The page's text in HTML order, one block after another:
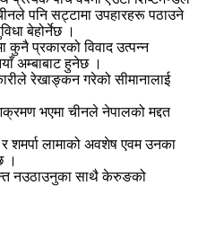
पनि सट्टामा उपहारहरू पठाउने
बेहोर्नेछ ।
कुनै प्रकारको विवाद उत्पन्न
अम्बाबाट हुनेछ ।
रेखाङ्कन गरेको सीमानालाई
भएमा चीनले नेपालको मद्दत
शमर्पा लामाको अवशेष एवम उनका
।
नउठाउनुका साथै केरुङको